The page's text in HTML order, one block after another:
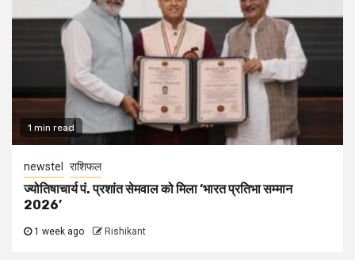
1 min read
newstel राशिफल
ज्योतिषाचार्य पं. प्रशांत सेमवाल को मिला ‘भारत प्रतिभा सम्मान
2026’
1 week ago Rishikant